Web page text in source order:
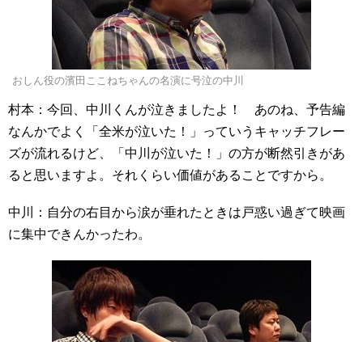
おしん役の濱田ここねちゃんの名演に号泣の中川
村本：今回、中川くんが泣きましたよ！ あのね、予告編
なんかでよく「全米が泣いた！」っていうキャッチフレー
ズが流れるけど、「中川が泣いた！」の方が断然引きがあ
ると思いますよ。それくらい価値があることですから。
中川：自分の右目から涙が垂れたときは戸惑い過ぎて映画
に集中できんかったわ。